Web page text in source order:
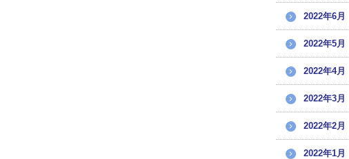
2022年6月
2022年5月
2022年4月
2022年3月
2022年2月
2022年1月